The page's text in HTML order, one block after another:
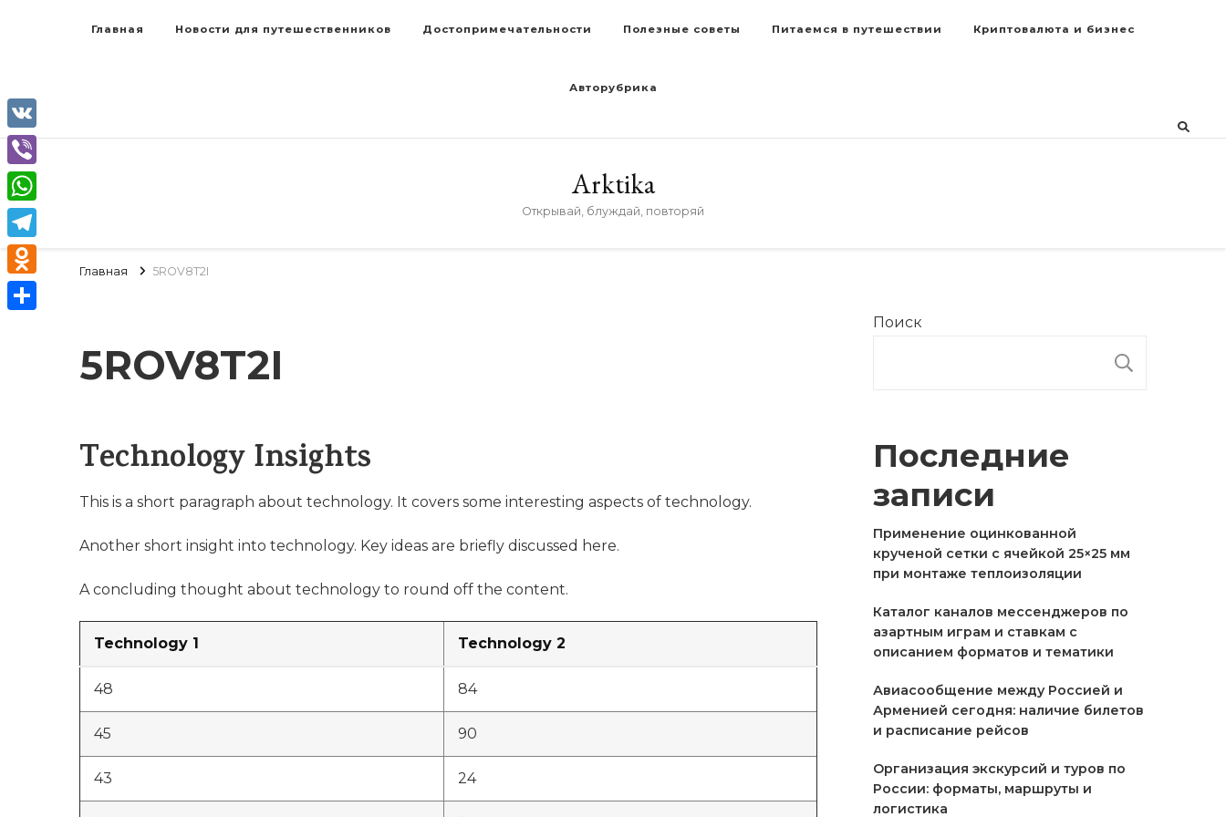
Главная Новости для путешественников Достопримечательности Полезные советы Питаемся в путешествии Криптовалюта и бизнес
Авторубрика
Arktika
Открывай, блуждай, повторяй
Главная 5ROV8T2I
5ROV8T2I
Technology Insights
This is a short paragraph about technology. It covers some interesting aspects of technology.
Another short insight into technology. Key ideas are briefly discussed here.
A concluding thought about technology to round off the content.
Technology 1 Technology 2
48 84
45 90
43 24
Поиск
Последние
записи
Применение оцинкованной
крученой сетки с ячейкой 25×25 мм
при монтаже теплоизоляции
Каталог каналов мессенджеров по
азартным играм и ставкам с
описанием форматов и тематики
Авиасообщение между Россией и
Арменией сегодня: наличие билетов
и расписание рейсов
Организация экскурсий и туров по
России: форматы, маршруты и
логистика
VK
Viber
WhatsApp
Telegram
Odnoklassniki